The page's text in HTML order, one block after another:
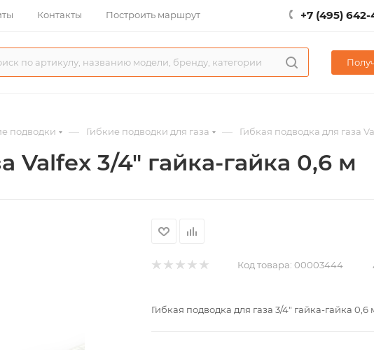
Контакты Построить маршрут +7 (495)
подводки — Гибкие подводки для газа — Гибкая подводка для газа
Valfex 3/4" гайка-гайка 0,6 м
Код товара: 00003444
Гибкая подводка для газа 3/4" гайка-гайка 0,6